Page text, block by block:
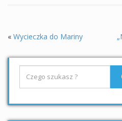
« Wycieczka do Mariny